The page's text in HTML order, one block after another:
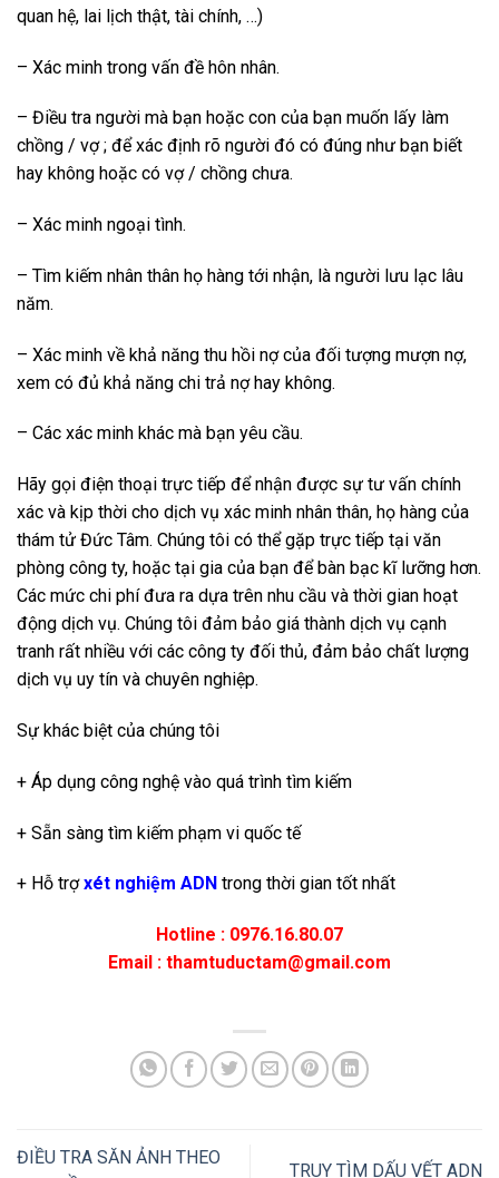
quan hệ, lai lịch thật, tài chính, …)
– Xác minh trong vấn đề hôn nhân.
– Điều tra người mà bạn hoặc con của bạn muốn lấy làm
chồng / vợ ; để xác định rõ người đó có đúng như bạn biết
hay không hoặc có vợ / chồng chưa.
– Xác minh ngoại tình.
– Tìm kiếm nhân thân họ hàng tới nhận, là người lưu lạc lâu
năm.
– Xác minh về khả năng thu hồi nợ của đối tượng mượn nợ,
xem có đủ khả năng chi trả nợ hay không.
– Các xác minh khác mà bạn yêu cầu.
Hãy gọi điện thoại trực tiếp để nhận được sự tư vấn chính
xác và kịp thời cho dịch vụ xác minh nhân thân, họ hàng của
thám tử Đức Tâm. Chúng tôi có thể gặp trực tiếp tại văn
phòng công ty, hoặc tại gia của bạn để bàn bạc kĩ lưỡng hơn.
Các mức chi phí đưa ra dựa trên nhu cầu và thời gian hoạt
động dịch vụ. Chúng tôi đảm bảo giá thành dịch vụ cạnh
tranh rất nhiều với các công ty đối thủ, đảm bảo chất lượng
dịch vụ uy tín và chuyên nghiệp.
Sự khác biệt của chúng tôi
+ Áp dụng công nghệ vào quá trình tìm kiếm
+ Sẵn sàng tìm kiếm phạm vi quốc tế
+ Hỗ trợxét nghiệm ADN trong thời gian tốt nhất
Hotline : 0976.16.80.07
Email : thamtuductam@gmail.com
ĐIỀU TRA SĂN ẢNH THEO
TRUY TÌM DẤU VẾT ADN